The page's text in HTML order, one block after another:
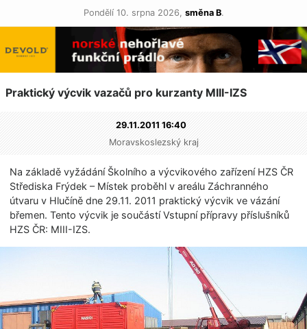
Pondělí 10. srpna 2026, směna B.
Praktický výcvik vazačů pro kurzanty MIII-IZS
29.11.2011 16:40
Moravskoslezský kraj
Na základě vyžádání Školního a výcvikového zařízení HZS ČR
Střediska Frýdek – Místek proběhl v areálu Záchranného
útvaru v Hlučíně dne 29.11. 2011 praktický výcvik ve vázání
břemen. Tento výcvik je součástí Vstupní přípravy příslušníků
HZS ČR: MIII-IZS.